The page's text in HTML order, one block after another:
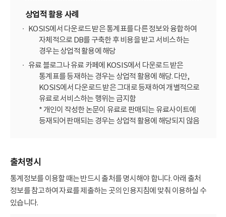
상업적 활용 사례
KOSIS에서 다운로드 받은 통계표를 다른 정보와 융합하여
자체적으로 DB를 구축한 후 비용을 받고 서비스하는
경우는 상업적 활용에 해당
유료 블로그나 유료 카페에 KOSIS에서 다운로드 받은
통계표를 등재하는 경우는 상업적 활용에 해당. 다만,
KOSIS에서 다운로드 받은 그대로 등재하여 개별적으로
유료로 서비스하는 행위는 금지함
* 개인이 작성한 논문이 유료로 판매되는 유료사이트에
등재되어 판매되는 경우는 상업적 활용에 해당되지 않음
출처명시
통계정보를 이용할 때는 반드시 출처를 명시해야 합니다. 아래 출처
정보를 참고하여 자료를 제출하는 곳의 인용지침에 맞춰 이용하실 수
있습니다.